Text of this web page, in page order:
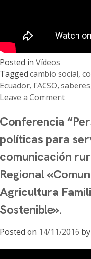
Posted in Vídeos
Tagged cambio social,
Ecuador, FACSO, saberes,
Leave a Comment
Conferencia
de
Saberes
Comunicación
para
Cambio
en
el
Conferencia
políticas para
comunicación
Regional
Agricultura
Sostenible».
Posted on 14/11/2016 by